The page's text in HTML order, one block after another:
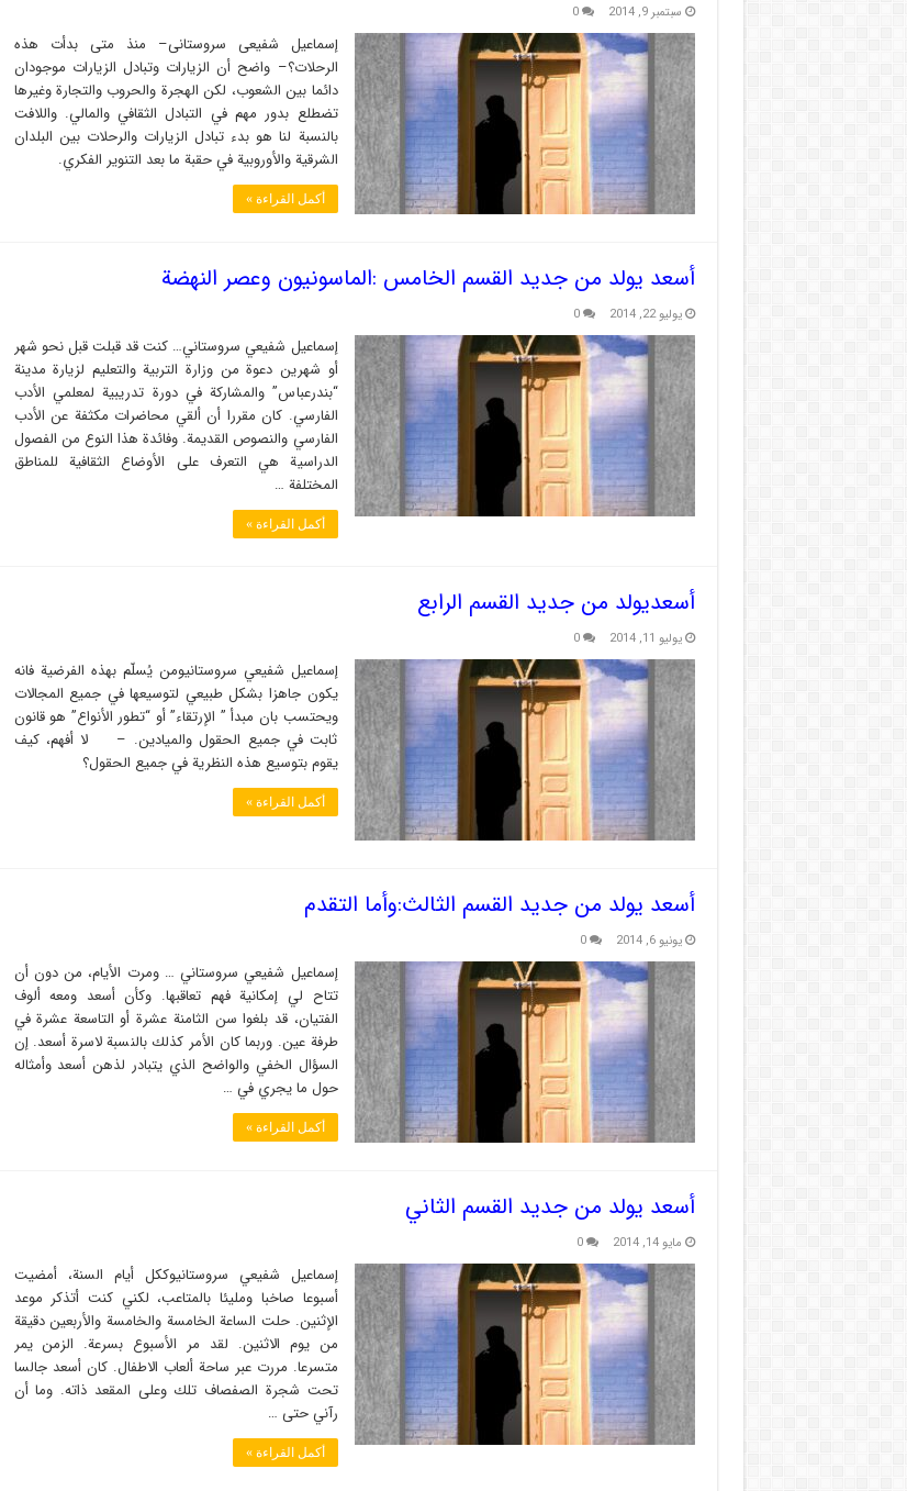
سبتمبر 9, 2014 0
إسماعیل شفیعی سروستانی– منذ متى بدأت هذه
الرحلات؟– واضح أن الزيارات وتبادل الزيارات موجودان
دائما بين الشعوب، لكن الهجرة والحروب والتجارة وغيرها
تضطلع بدور مهم في التبادل الثقافي والمالي. واللافت
بالنسبة لنا هو بدء تبادل الزيارات والرحلات بين البلدان
الشرقية والأوروبية في حقبة ما بعد التنوير الفكري.
أكمل القراءة »
أسعد يولد من جديد القسم الخامس :الماسونيون وعصر النهضة
يوليو 22, 2014 0
إسماعيل شفيعي سروستاني… كنت قد قبلت قبل نحو شهر
أو شهرين دعوة من وزارة التربية والتعليم لزيارة مدينة
“بندرعباس” والمشاركة في دورة تدريبية لمعلمي الأدب
الفارسي. كان مقررا أن ألقي محاضرات مكثفة عن الأدب
الفارسي والنصوص القديمة. وفائدة هذا النوع من الفصول
الدراسية هي التعرف على الأوضاع الثقافية للمناطق
المختلفة …
أكمل القراءة »
أسعديولد من جديد القسم الرابع
يوليو 11, 2014 0
إسماعيل شفيعي سروستانيومن يُسلّم بهذه الفرضية فانه
يكون جاهزا بشكل طبيعي لتوسيعها في جميع المجالات
ويحتسب بان مبدأ ” الإرتقاء” أو “تطور الأنواع” هو قانون
ثابت في جميع الحقول والميادين. – لا أفهم، كيف
يقوم بتوسيع هذه النظرية في جميع الحقول؟
أكمل القراءة »
أسعد يولد من جديد القسم الثالث:وأما التقدم
يونيو 6, 2014 0
إسماعيل شفيعي سروستاني … ومرت الأيام، من دون أن
تتاح لي إمكانية فهم تعاقبها. وكأن أسعد ومعه ألوف
الفتيان، قد بلغوا سن الثامنة عشرة أو التاسعة عشرة في
طرفة عين. وربما كان الأمر كذلك بالنسبة لاسرة أسعد. إن
السؤال الخفي والواضح الذي يتبادر لذهن أسعد وأمثاله
حول ما يجري في …
أكمل القراءة »
أسعد يولد من جديد القسم الثاني
مايو 14, 2014 0
إسماعيل شفيعي سروستانيوككل أيام السنة، أمضيت
أسبوعا صاخبا ومليئا بالمتاعب، لكني كنت أتذكر موعد
الإثنين. حلت الساعة الخامسة والخامسة والأربعين دقيقة
من يوم الاثنين. لقد مر الأسبوع بسرعة. الزمن يمر
متسرعا. مررت عبر ساحة ألعاب الاطفال. كان أسعد جالسا
تحت شجرة الصفصاف تلك وعلى المقعد ذاته. وما أن
رآني حتى …
أكمل القراءة »